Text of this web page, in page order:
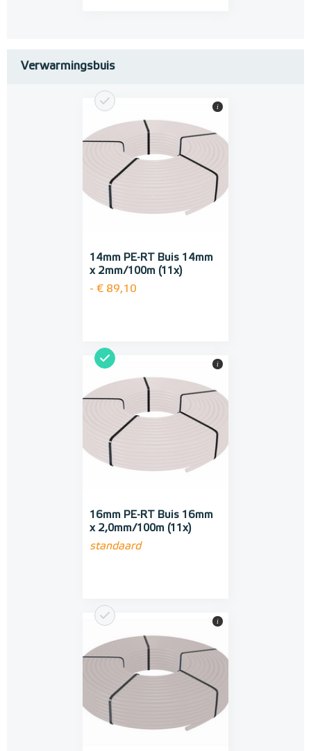
Verwarmingsbuis
14mm PE-RT Buis 14mm
x 2mm/100m (11x)
- € 89,10
i
16mm PE-RT Buis 16mm
x 2,0mm/100m (11x)
standaard
i
i